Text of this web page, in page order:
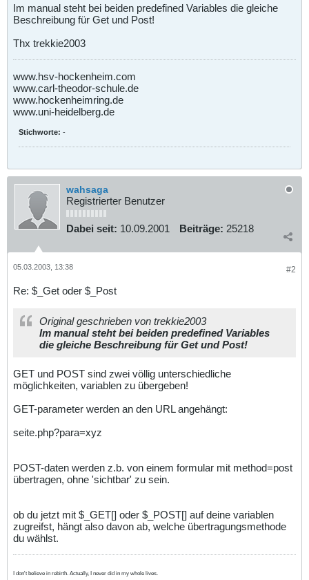
Im manual steht bei beiden predefined Variables die gleiche
Beschreibung für Get und Post!
Thx trekkie2003
www.hsv-hockenheim.com
www.carl-theodor-schule.de
www.hockenheimring.de
www.uni-heidelberg.de
Stichworte: -
wahsaga
Registrierter Benutzer
Dabei seit: 10.09.2001 Beiträge: 25218
#2
05.03.2003, 13:38
Re: $_Get oder $_Post
Original geschrieben von trekkie2003
Im manual steht bei beiden predefined Variables
die gleiche Beschreibung für Get und Post!
GET und POST sind zwei völlig unterschiedliche
möglichkeiten, variablen zu übergeben!
GET-parameter werden an den URL angehängt:
seite.php?para=xyz
POST-daten werden z.b. von einem formular mit method=post
übertragen, ohne 'sichtbar' zu sein.
ob du jetzt mit $_GET[] oder $_POST[] auf deine variablen
zugreifst, hängt also davon ab, welche übertragungsmethode
du wählst.
I don't believe in rebirth. Actually, I never did in my whole lives.